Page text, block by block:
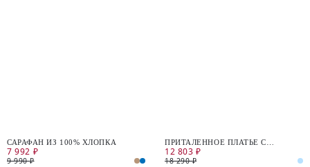
САРАФАН ИЗ 100% ХЛОПКА
7 992 ₽
9 990 ₽
ПРИТАЛЕННОЕ ПЛАТЬЕ С
РАСТИТЕЛЬНЫМ ПРИНТОМ
12 803 ₽
18 290 ₽